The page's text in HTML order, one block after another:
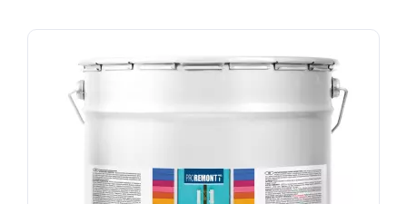
График платежей